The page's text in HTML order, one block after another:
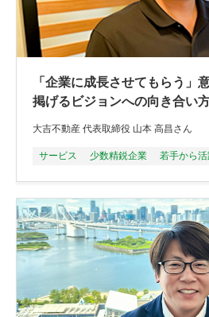
「企業に成長させてもらう」
掲げるビジョンへの向き合い
大吉不動産 代表取締役 山本 高昌さん
サービス 少数精鋭企業 若手から